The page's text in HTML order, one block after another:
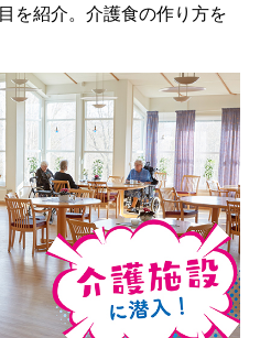
を紹介。介護食の作り方を